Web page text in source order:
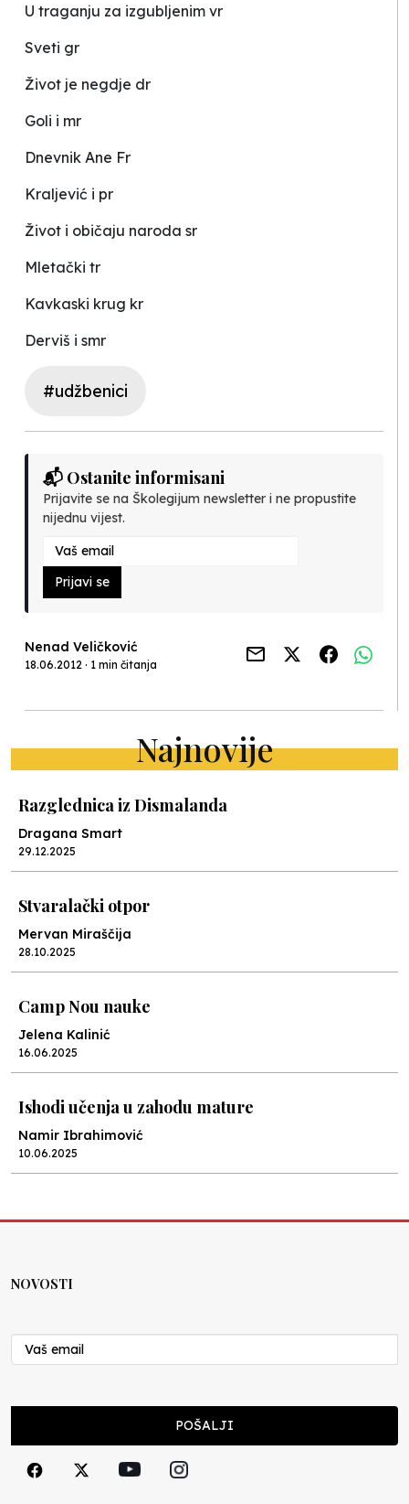
U traganju za izgubljenim vr
Sveti gr
Život je negdje dr
Goli i mr
Dnevnik Ane Fr
Kraljević i pr
Život i običaju naroda sr
Mletački tr
Kavkaski krug kr
Derviš i smr
#udžbenici
📬 Ostanite informisani
Prijavite se na Školegijum newsletter i ne propustite
nijednu vijest.
Prijavi se
Nenad Veličković
18.06.2012 · 1 min čitanja
Najnovije
Razglednica iz Dismalanda
Dragana Smart
29.12.2025
Stvaralački otpor
Mervan Miraščija
28.10.2025
Camp Nou nauke
Jelena Kalinić
16.06.2025
Ishodi učenja u zahodu mature
Namir Ibrahimović
10.06.2025
Nenad Veličković
29.10.2024
Cuke i djeca
NOVOSTI
POŠALJI